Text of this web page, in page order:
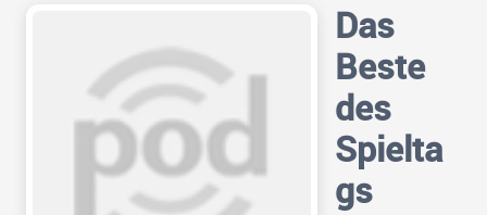
Das
Beste
des
Spielta
gs